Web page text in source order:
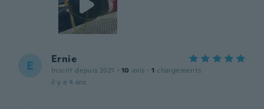
E Ernie
Inscrit depuis 2021 · 10 avis · 1 chargements
il y a 4 ans